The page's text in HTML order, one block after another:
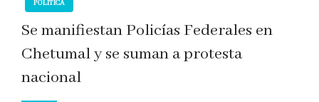
POLITICA
Se manifiestan Policías Federales en
Chetumal y se suman a protesta
nacional